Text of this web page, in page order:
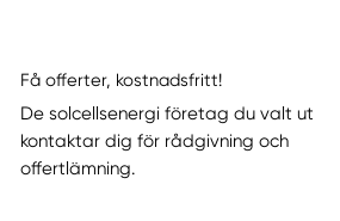
Få offerter, kostnadsfritt!
De solcellsenergi företag du valt ut
kontaktar dig för rådgivning och
offertlämning.